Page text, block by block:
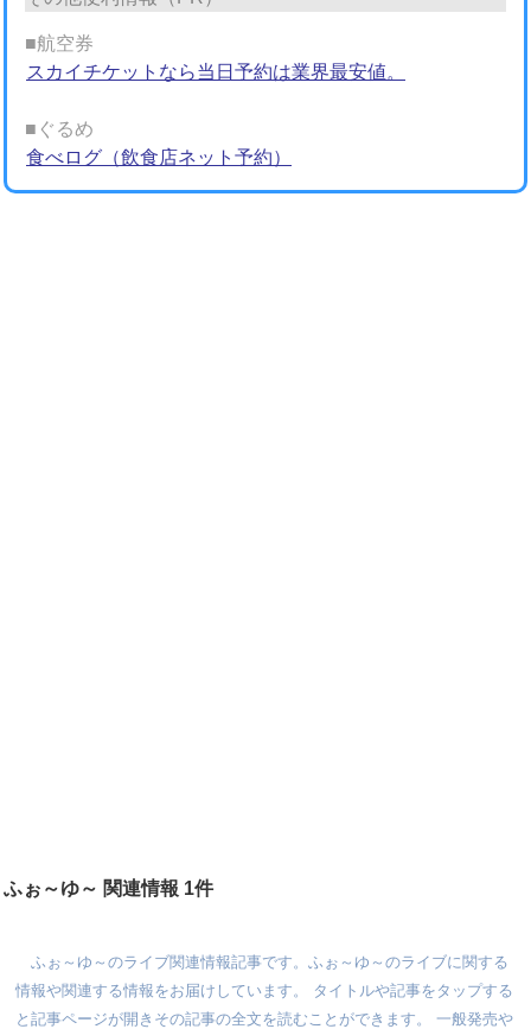
■航空券
スカイチケットなら当日予約は業界最安値。
■ぐるめ
食べログ（飲食店ネット予約）
ふぉ～ゆ～ 関連情報 1件
ふぉ～ゆ～のライブ関連情報記事です。ふぉ～ゆ～のライブに関する
情報や関連する情報をお届けしています。 タイトルや記事をタップする
と記事ページが開きその記事の全文を読むことができます。 一般発売や